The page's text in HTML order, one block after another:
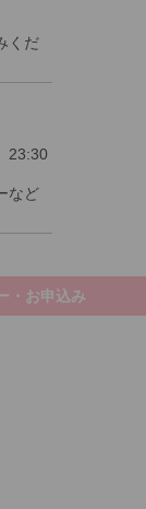
くだ
23:30
など
・お申込み